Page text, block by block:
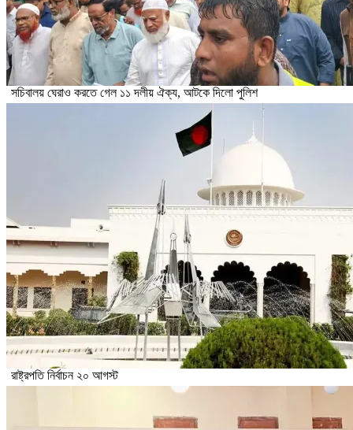
সচিবালয় ঘেরাও করতে গেল ১১ দলীয় ঐক্য, আটকে দিলো পুলিশ
রাষ্ট্রপতি নির্বাচন ২০ আগস্ট